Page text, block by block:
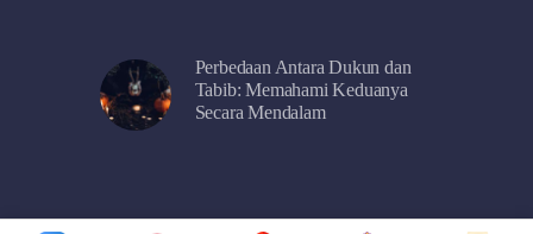
Perbedaan Antara Dukun dan
Tabib: Memahami Keduanya
Secara Mendalam